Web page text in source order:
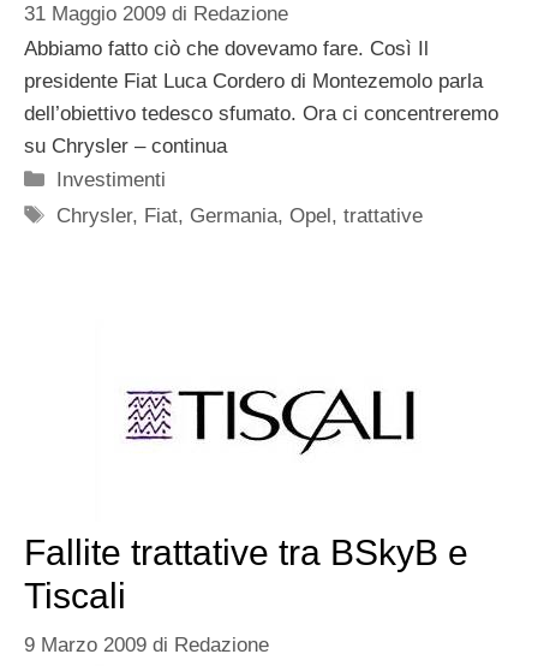
31 Maggio 2009 di Redazione
Abbiamo fatto ciò che dovevamo fare. Così Il
presidente Fiat Luca Cordero di Montezemolo parla
dell’obiettivo tedesco sfumato. Ora ci concentreremo
su Chrysler – continua
Categorie
Investimenti
Tag
Chrysler, Fiat, Germania,Opel,trattative
Fallite trattative tra BSkyB e
Tiscali
9 Marzo 2009 di Redazione